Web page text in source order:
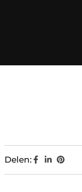
Delen: